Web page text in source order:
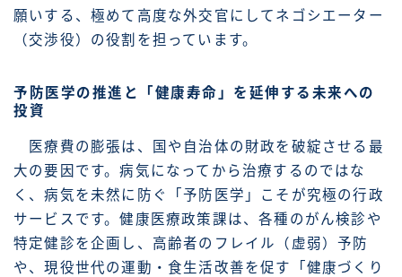
願いする、極めて高度な外交官にしてネゴシエーター
（交渉役）の役割を担っています。
予防医学の推進と「健康寿命」を延伸する未来への
投資
医療費の膨張は、国や自治体の財政を破綻させる最
大の要因です。病気になってから治療するのではな
く、病気を未然に防ぐ「予防医学」こそが究極の行政
サービスです。健康医療政策課は、各種のがん検診や
特定健診を企画し、高齢者のフレイル（虚弱）予防
や、現役世代の運動・食生活改善を促す「健康づくり